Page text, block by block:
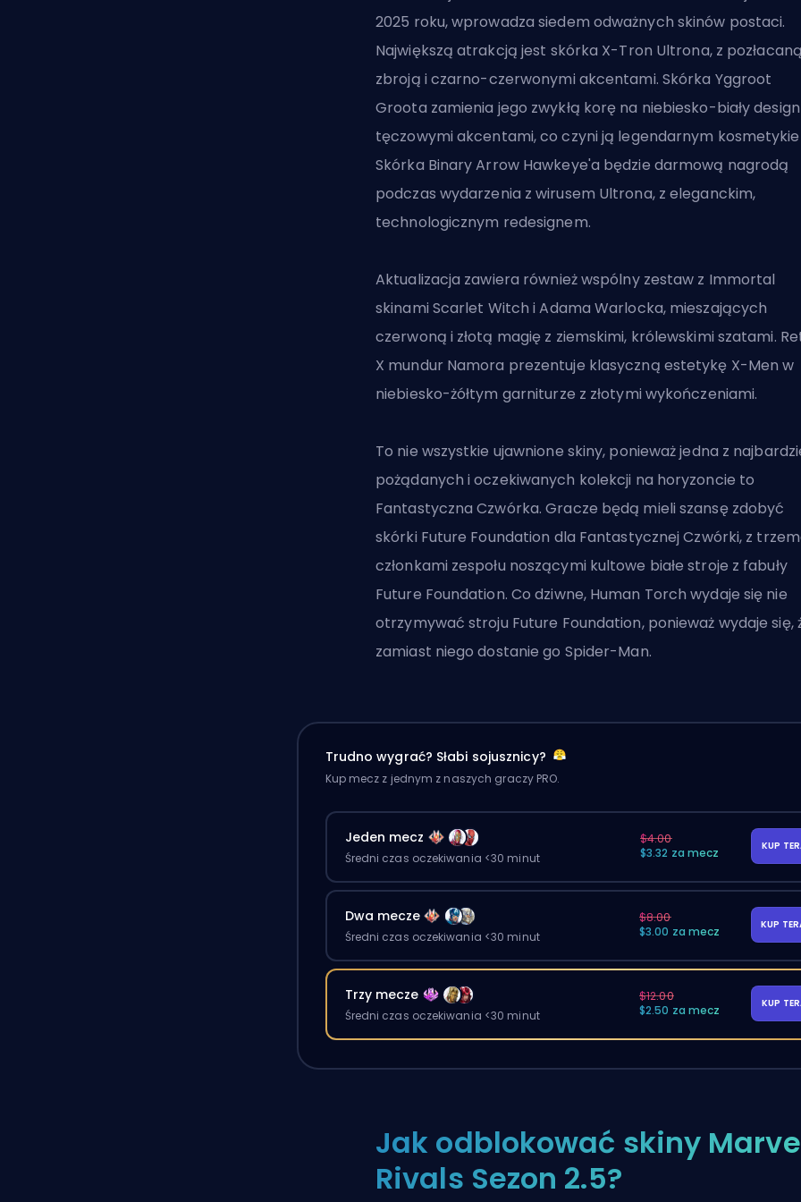
2025 roku, wprowadza siedem odważnych skinów postaci.
Największą atrakcją jest skórka X-Tron Ultrona, z pozłacaną
zbroją i czarno-czerwonymi akcentami. Skórka Yggroot
Groota zamienia jego zwykłą korę na niebiesko-biały
tęczowymi akcentami, co czyni ją legendarnym
Skórka Binary Arrow Hawkeye'a będzie darmową nagrodą
podczas wydarzenia z wirusem Ultrona, z eleganckim,
technologicznym redesignem.
Aktualizacja zawiera również wspólny zestaw z Immortal
skinami Scarlet Witch i Adama Warlocka, mieszających
czerwoną i złotą magię z ziemskimi, królewskimi szatami.
X mundur Namora prezentuje klasyczną estetykę X-Men w
niebiesko-żółtym garniturze z złotymi wykończeniami.
To nie wszystkie ujawnione skiny, ponieważ jedna z
pożądanych i oczekiwanych kolekcji na horyzoncie to
Fantastyczna Czwórka. Gracze będą mieli szansę zdobyć
skórki Future Foundation dla Fantastycznej Czwórki, z
członkami zespołu noszącymi kultowe białe stroje z fabuły
Future Foundation. Co dziwne, Human Torch wydaje się nie
otrzymywać stroju Future Foundation, ponieważ wydaje się,
zamiast niego dostanie go Spider-Man.
Trudno wygrać? Słabi sojusznicy?
Kup mecz z jednym z naszych graczy PRO.
Jeden mecz
Średni czas oczekiwania <30 minut
$4.00
$3.32 za mecz
KUP
Dwa mecze
Średni czas oczekiwania <30 minut
$8.00
$3.00 za mecz
KUP
Trzy mecze
Średni czas oczekiwania <30 minut
$12.00
$2.50 za mecz
KUP
Jak odblokować skiny
Rivals Sezon 2.5?